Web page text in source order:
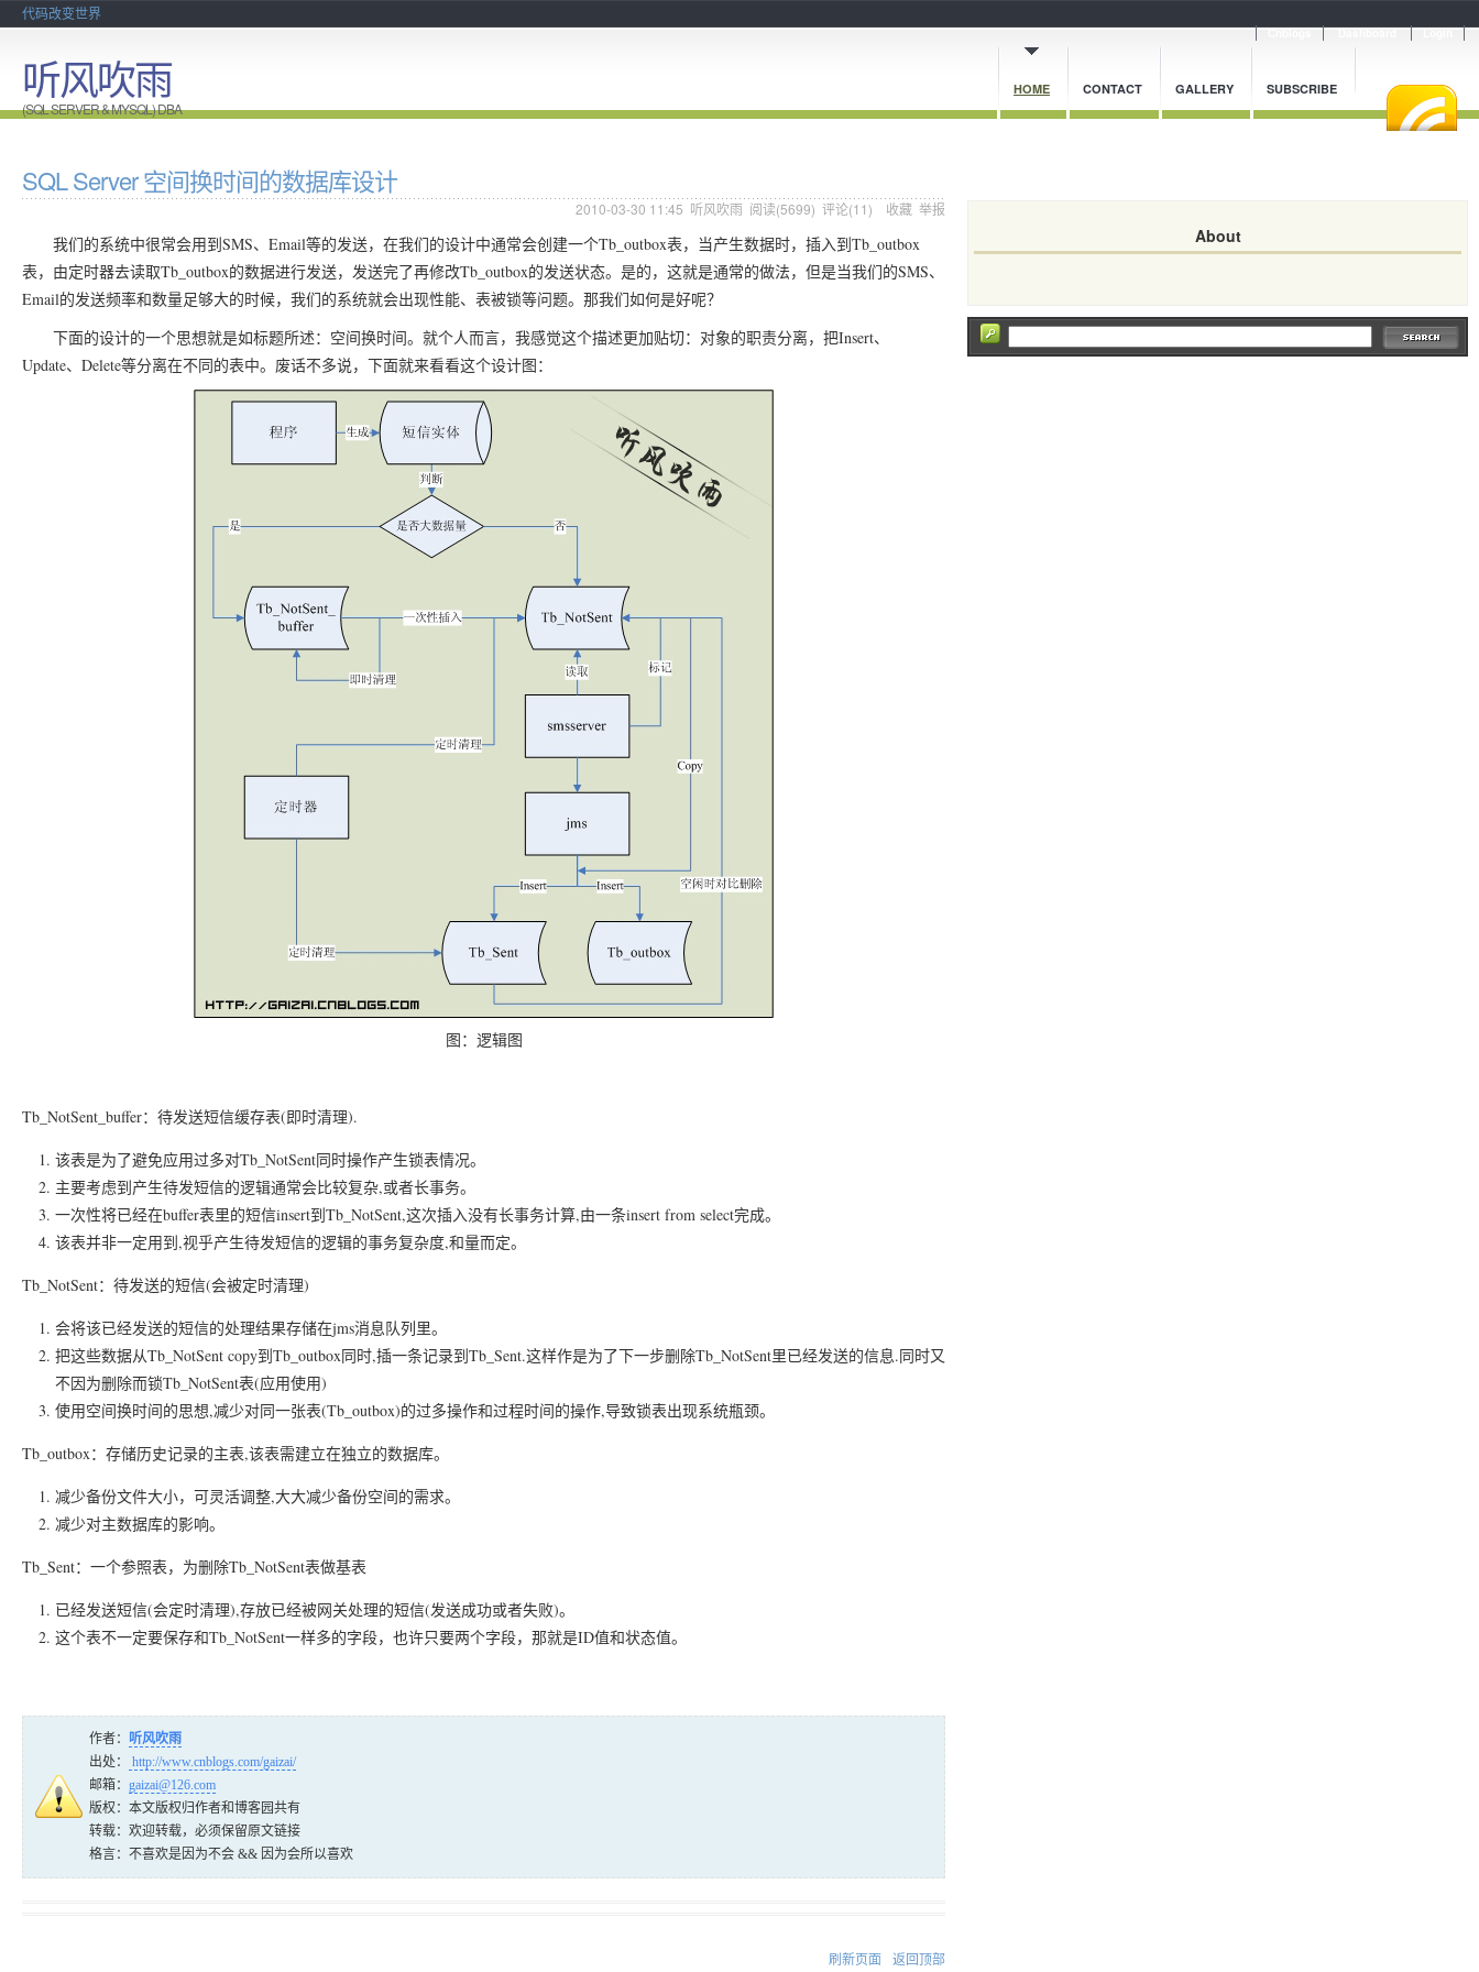
代码改变世界
HOME CONTACT GALLERY SUBSCRIBE
听风吹雨
(SQL SERVER & MYSQL) DBA
SQL Server 空间换时间的数据库设计
2010-03-30 11:45 听风吹雨 阅读(5699) 评论(11) 收藏 举报
我们的系统中很常会用到SMS、Email等的发送，在我们的设计中通常会创建一个Tb_outbox表，当产生数据时，插入到Tb_outbox
表，由定时器去读取Tb_outbox的数据进行发送，发送完了再修改Tb_outbox的发送状态。是的，这就是通常的做法，但是当我们的SMS、
Email的发送频率和数量足够大的时候，我们的系统就会出现性能、表被锁等问题。那我们如何是好呢？
下面的设计的一个思想就是如标题所述：空间换时间。就个人而言，我感觉这个描述更加贴切：对象的职责分离，把Insert、
Update、Delete等分离在不同的表中。废话不多说，下面就来看看这个设计图：
图：逻辑图
Tb_NotSent_buffer：待发送短信缓存表(即时清理).
该表是为了避免应用过多对Tb_NotSent同时操作产生锁表情况。
主要考虑到产生待发短信的逻辑通常会比较复杂,或者长事务。
一次性将已经在buffer表里的短信insert到Tb_NotSent,这次插入没有长事务计算,由一条insert from select完成。
该表并非一定用到,视乎产生待发短信的逻辑的事务复杂度,和量而定。
Tb_NotSent：待发送的短信(会被定时清理)
会将该已经发送的短信的处理结果存储在jms消息队列里。
把这些数据从Tb_NotSent copy到Tb_outbox同时,插一条记录到Tb_Sent.这样作是为了下一步删除Tb_NotSent里已经发送的信息.同时又
不因为删除而锁Tb_NotSent表(应用使用)
使用空间换时间的思想,减少对同一张表(Tb_outbox)的过多操作和过程时间的操作,导致锁表出现系统瓶颈。
Tb_outbox：存储历史记录的主表,该表需建立在独立的数据库。
减少备份文件大小，可灵活调整,大大减少备份空间的需求。
减少对主数据库的影响。
Tb_Sent：一个参照表，为删除Tb_NotSent表做基表
已经发送短信(会定时清理),存放已经被网关处理的短信(发送成功或者失败)。
这个表不一定要保存和Tb_NotSent一样多的字段，也许只要两个字段，那就是ID值和状态值。
作者： 听风吹雨
出处：
http://www.cnblogs.com/gaizai/
邮箱： gaizai@126.com
版权：本文版权归作者和博客园共有
转载：欢迎转载，必须保留原文链接
格言：不喜欢是因为不会 && 因为会所以喜欢
刷新页面 返回顶部
About